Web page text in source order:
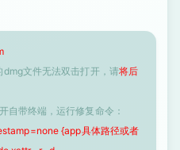
dmg文件无法双击打开，请将后
自带终端，运行修复命令：
{app具体路径或者